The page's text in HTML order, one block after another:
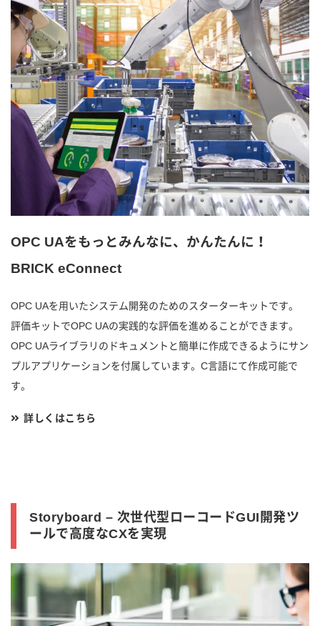
OPC UAをもっとみんなに、かんたんに！
BRICK eConnect
OPC UAを用いたシステム開発のためのスターターキットです。
評価キットでOPC UAの実践的な評価を進めることができます。
OPC UAライブラリのドキュメントと簡単に作成できるようにサン
プルアプリケーションを付属しています。C言語にて作成可能で
す。
詳しくはこちら
Storyboard – 次世代型ローコードGUI開発ツ
ールで高度なCXを実現